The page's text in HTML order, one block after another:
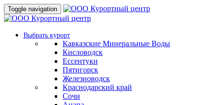
Toggle navigation
Выбрать курорт
Кавказские Минеральные Воды
Кисловодск
Ессентуки
Пятигорск
Железноводск
Краснодарский край
Сочи